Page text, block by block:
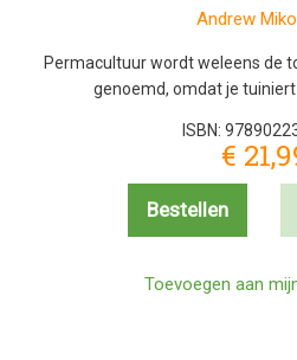
Andrew
Permacultuur wordt weleens de
genoemd, omdat je tuiniert
ISBN:
€
Bestellen
Toevoegen aan